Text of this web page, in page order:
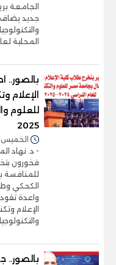
الجامعة
جديد
المحلية لعام 2025، التي
بالصور..
الإعلام
2025
الخميس 31/يوليو/2025 - 10:17 م
- د. نهاد
فخورون
للمنافسة
الكحكي
واعدة
الإعلام
بالصور..